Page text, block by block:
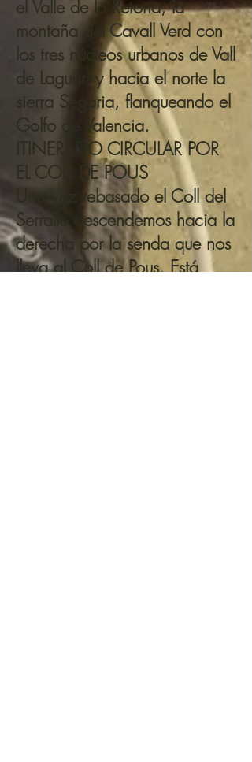
el Valle de la Retoria, la
montaña del Cavall Verd con
los tres núcleos urbanos de Vall
de Laguar, y hacia el norte la
sierra Segaria, flanqueando el
Golfo de Valencia.
ITINERARIO CIRCULAR POR
EL COLL DE POUS
Una vez rebasado el Coll del
Serrallo descendemos hacia la
derecha por la senda que nos
lleva al Coll de Pous. Está